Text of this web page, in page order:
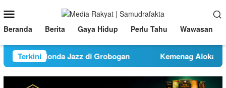
ke
kontenMobile
Beranda Berita Gaya Hidup Perlu Tahu Wawasan
Terkini
Honda Jazz di Grobogan Kemenag Alokasikan